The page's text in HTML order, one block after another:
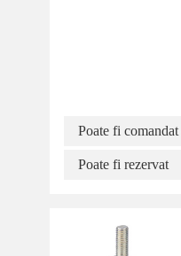
Poate fi
Poate fi rezervat